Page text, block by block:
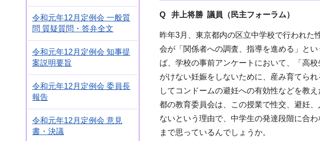
令和元年12月定例会 一般質
問 質疑質問・答弁全文
令和元年12月定例会 知事提
案説明要旨
令和元年12月定例会 委員長
報告
令和元年12月定例会 意見
書・決議
Q 井上将勝 議員（民主フォーラム）
昨年3月、東京都内の区立中学校で行われた
会が「関係者への調査、指導を進める」と
ば、学校の事前アンケートにおいて、「高
がけない妊娠をしないために、産み育てら
してコンドームの避妊への有効性などを教
都の教育委員会は、この授業で性交、避妊
ないという理由で、中学生の発達段階に合
まで思っているんでしょうか。